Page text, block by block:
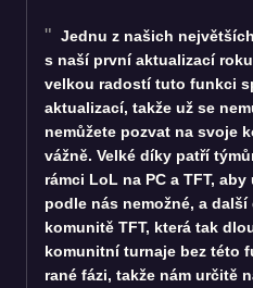
Jednu z našich
s naší první aktualizací
velkou radostí tuto funkci
aktualizací, takže už se
nemůžete pozvat na svoje
vážně. Velké díky patří
rámci LoL na PC a TFT,
podle nás nemožné, a
komunitě TFT, která tak
komunitní turnaje bez této
rané fázi, takže nám určitě